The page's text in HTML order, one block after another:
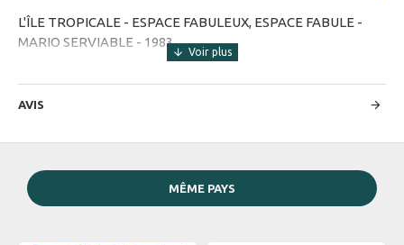
L'ÎLE TROPICALE - ESPACE FABULEUX, ESPACE FABULE -
MARIO SERVIABLE - 1983
AVIS
MÊME PAYS